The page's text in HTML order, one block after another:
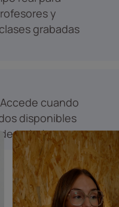
y
grabadas
cuando
disponibles
trabajo.